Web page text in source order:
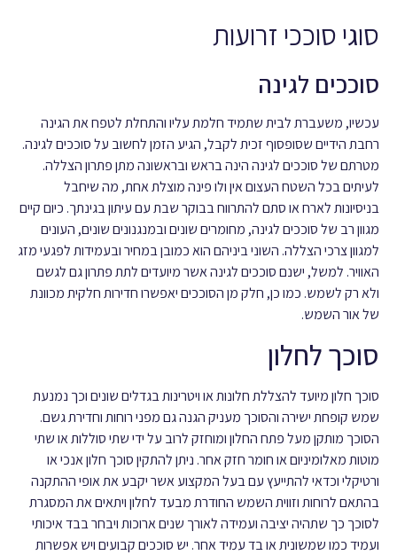
סוגי סוככי זרועות
סוככים לגינה
עכשיו, משעברת לבית שתמיד חלמת עליו והתחלת לטפח את הגינה
רחבת הידיים שסופסוף זכית לקבל, הגיע הזמן לחשוב על סוככים לגינה.
מטרתם של סוככים לגינה הינה בראש ובראשונה מתן פתרון הצללה.
לעיתים בכל השטח העצום אין ולו פינה מוצלת אחת, מה שיחבל
בניסיונות לארח או סתם להתרווח בבוקר שבת עם עיתון בגינתך. כיום קיים
מגוון רב של סוככים לגינה, מחומרים שונים ובמנגנונים שונים, העונים
למגוון צרכי הצללה. השוני ביניהם הוא כמובן במחיר ובעמידות לפגעי מזג
האוויר. למשל, ישנם סוככים לגינה אשר מיועדים לתת פתרון גם לגשם
ולא רק לשמש. כמו כן, חלק מן הסוככים יאפשרו חדירות חלקית מכוונת
של אור השמש.
סוכך לחלון
סוכך חלון מיועד להצללת חלונות או ויטרינות בגדלים שונים וכך נמנעת
שמש קופחת ישירה והסוכך מעניק הגנה גם מפני רוחות וחדירת גשם.
הסוכך מותקן מעל פתח החלון ומוחזק לרוב על ידי שתי סוללות או שתי
מוטות מאלומיניום או חומר חזק אחר. ניתן להתקין סוכך חלון אנכי או
ורטיקלי וכדאי להתייעץ עם בעל המקצוע אשר יקבע את אופי ההתקנה
בהתאם לרוחות וזווית השמש החודרת מבעד לחלון ויתאים את המסגרת
לסוכך כך שתהיה יציבה ועמידה לאורך שנים ארוכות ויבחר בבד איכותי
ועמיד כמו שמשונית או בד עמיד אחר. יש סוככים קבועים ויש אפשרות